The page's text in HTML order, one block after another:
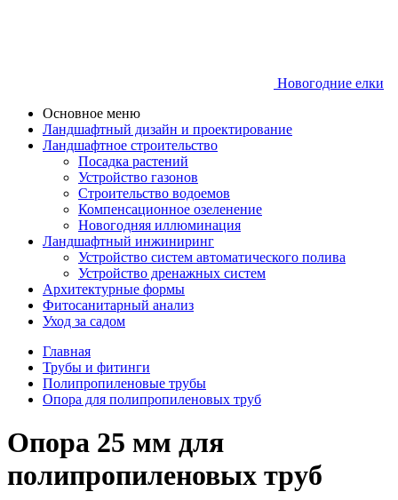
Новогодние елки
Основное меню
Ландшафтный дизайн и проектирование
Ландшафтное строительство
Посадка растений
Устройство газонов
Строительство водоемов
Компенсационное озеленение
Новогодняя иллюминация
Ландшафтный инжиниринг
Устройство систем автоматического полива
Устройство дренажных систем
Aрхитектурные формы
Фитосанитарный анализ
Уход за садом
Главная
Трубы и фитинги
Полипропиленовые трубы
Опора для полипропиленовых труб
Опора 25 мм для
полипропиленовых труб